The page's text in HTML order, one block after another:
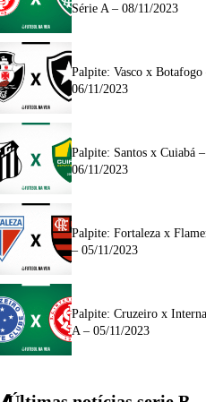
Série A – 08/11/2023
Palpite: Vasco x
06/11/2023
Palpite: Santos x Cuiabá
06/11/2023
Palpite: Fortaleza x
– 05/11/2023
Palpite: Cruzeiro x
A – 05/11/2023